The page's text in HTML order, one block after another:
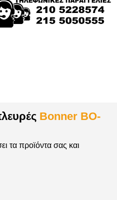
Bonner BO-
τα προϊόντα σας και